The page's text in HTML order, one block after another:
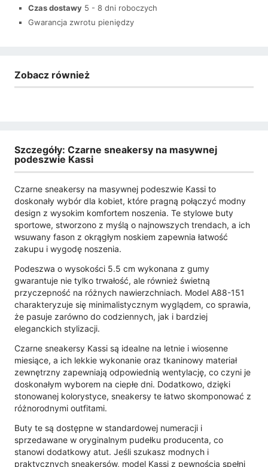
Czas dostawy 5 - 8 dni roboczych
Gwarancja zwrotu pieniędzy
Zobacz również
Szczegóły: Czarne sneakersy na masywnej
podeszwie Kassi
Czarne sneakersy na masywnej podeszwie Kassi to
doskonały wybór dla kobiet, które pragną połączyć modny
design z wysokim komfortem noszenia. Te stylowe buty
sportowe, stworzono z myślą o najnowszych trendach, a ich
wsuwany fason z okrągłym noskiem zapewnia łatwość
zakupu i wygodę noszenia.
Podeszwa o wysokości 5.5 cm wykonana z gumy
gwarantuje nie tylko trwałość, ale również świetną
przyczepność na różnych nawierzchniach. Model A88-151
charakteryzuje się minimalistycznym wyglądem, co sprawia,
że pasuje zarówno do codziennych, jak i bardziej
eleganckich stylizacji.
Czarne sneakersy Kassi są idealne na letnie i wiosenne
miesiące, a ich lekkie wykonanie oraz tkaninowy materiał
zewnętrzny zapewniają odpowiednią wentylację, co czyni je
doskonałym wyborem na ciepłe dni. Dodatkowo, dzięki
stonowanej kolorystyce, sneakersy te łatwo skomponować z
różnorodnymi outfitami.
Buty te są dostępne w standardowej numeracji i
sprzedawane w oryginalnym pudełku producenta, co
stanowi dodatkowy atut. Jeśli szukasz modnych i
praktycznych sneakersów, model Kassi z pewnością spełni